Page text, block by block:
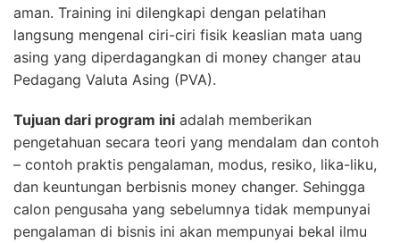
aman. Training ini dilengkapi dengan pelatihan
langsung mengenal ciri-ciri fisik keaslian mata uang
asing yang diperdagangkan di money changer atau
Pedagang Valuta Asing (PVA).
Tujuan dari program ini adalah memberikan
pengetahuan secara teori yang mendalam dan contoh
– contoh praktis pengalaman, modus, resiko, lika-liku,
dan keuntungan berbisnis money changer. Sehingga
calon pengusaha yang sebelumnya tidak mempunyai
pengalaman di bisnis ini akan mempunyai bekal ilmu